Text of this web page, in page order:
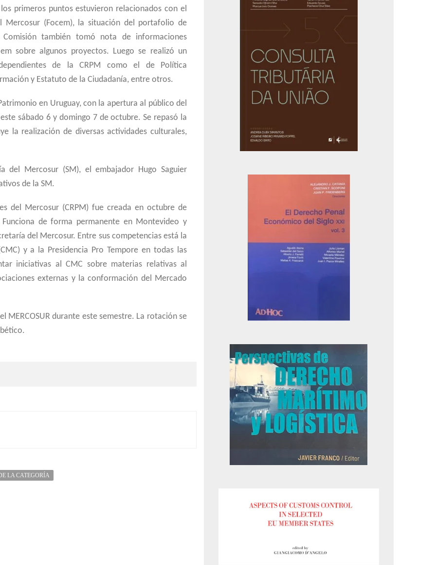
primeros puntos estuvieron relacionados con el
Mercosur (Focem), la situación del portafolio de
también tomó nota de informaciones
sobre algunos proyectos. Luego se realizó un
de la CRPM como el de Política
y Estatuto de la Ciudadanía, entre otros.
en Uruguay, con la apertura al público del
sábado 6 y domingo 7 de octubre. Se repasó la
la realización de diversas actividades culturales,
Mercosur (SM), el embajador Hugo Saguier
de la SM.
del Mercosur (CRPM) fue creada en octubre de
de forma permanente en Montevideo y
del Mercosur. Entre sus competencias está la
y a la Presidencia Pro Tempore en todas las
iniciativas al CMC sobre materias relativas al
externas y la conformación del Mercado
MERCOSUR durante este semestre. La rotación se
LA CATEGORÍA